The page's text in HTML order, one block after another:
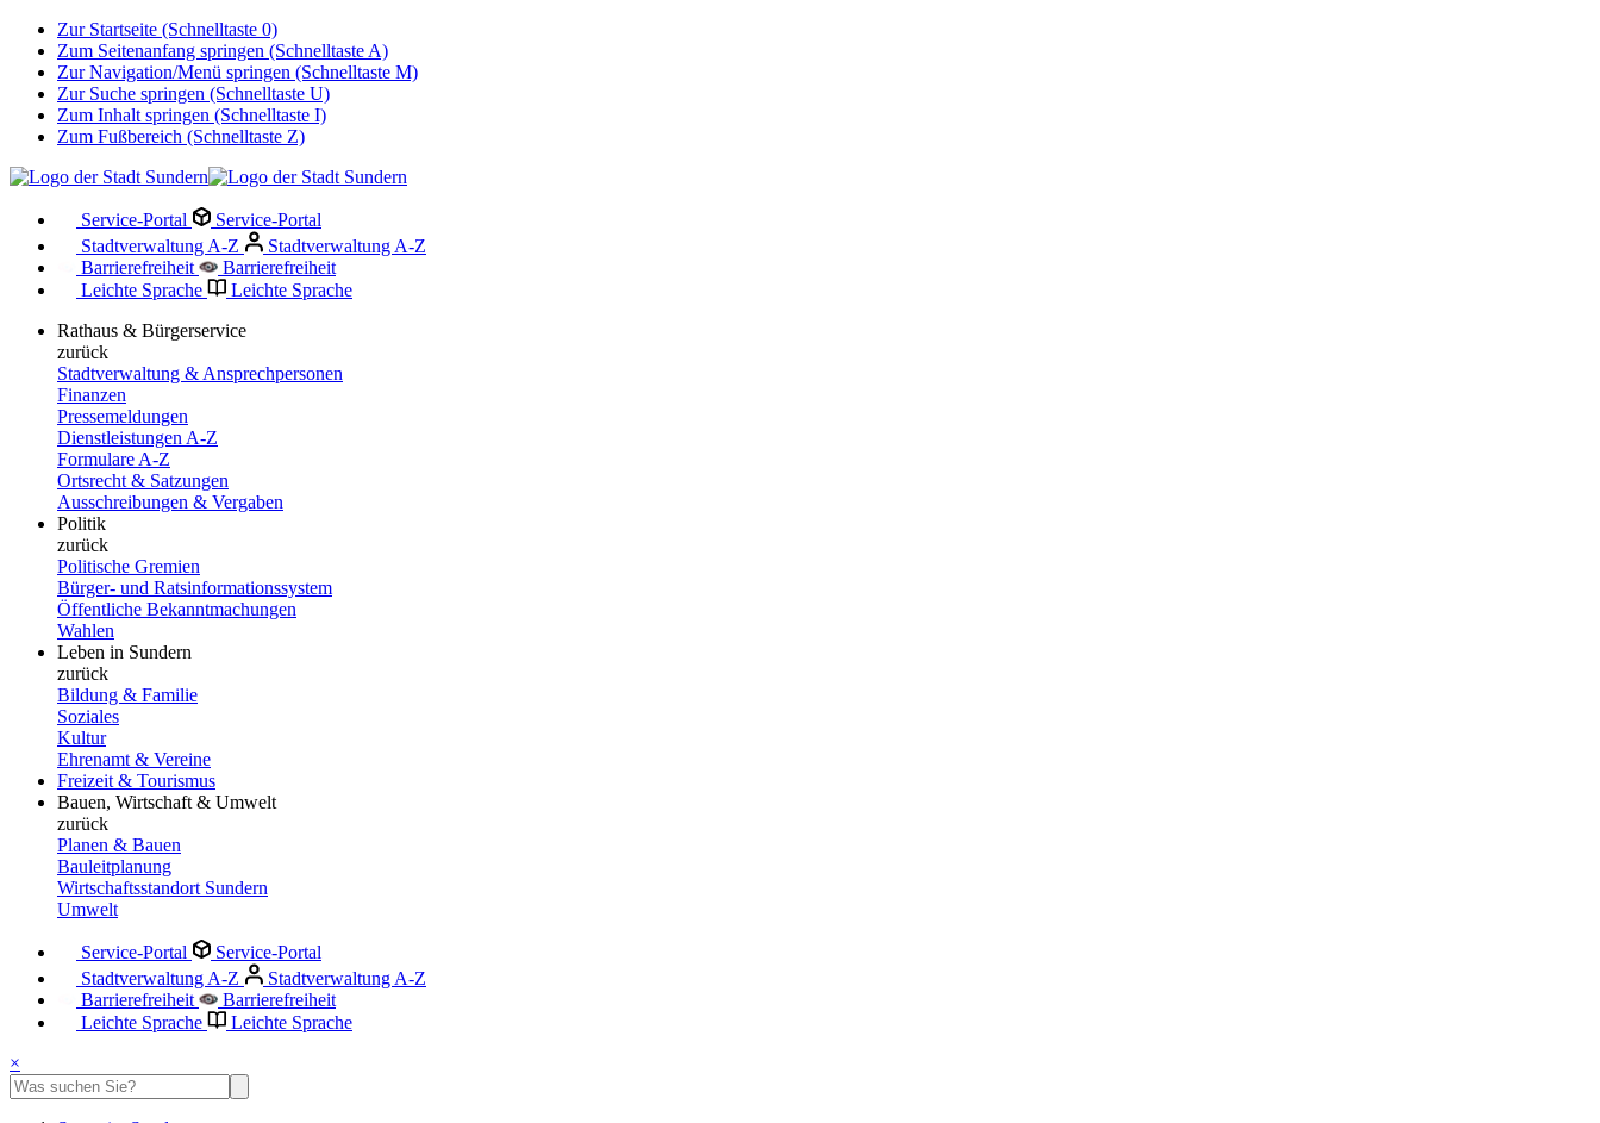
Zur Startseite (Schnelltaste 0)
Zum Seitenanfang springen (Schnelltaste A)
Zur Navigation/Menü springen (Schnelltaste M)
Zur Suche springen (Schnelltaste U)
Zum Inhalt springen (Schnelltaste I)
Zum Fußbereich (Schnelltaste Z)
Service-Portal
Service-Portal
Stadtverwaltung A-Z
Stadtverwaltung A-Z
Barrierefreiheit
Barrierefreiheit
Leichte Sprache
Leichte Sprache
Rathaus & Bürgerservice
zurück
Stadtverwaltung & Ansprechpersonen
Finanzen
Pressemeldungen
Dienstleistungen A-Z
Formulare A-Z
Ortsrecht & Satzungen
Ausschreibungen & Vergaben
Politik
zurück
Politische Gremien
Bürger- und Ratsinformationssystem
Öffentliche Bekanntmachungen
Wahlen
Leben in Sundern
zurück
Bildung & Familie
Soziales
Kultur
Ehrenamt & Vereine
Freizeit & Tourismus
Bauen, Wirtschaft & Umwelt
zurück
Planen & Bauen
Bauleitplanung
Wirtschaftsstandort Sundern
Umwelt
Service-Portal
Service-Portal
Stadtverwaltung A-Z
Stadtverwaltung A-Z
Barrierefreiheit
Barrierefreiheit
Leichte Sprache
Leichte Sprache
×